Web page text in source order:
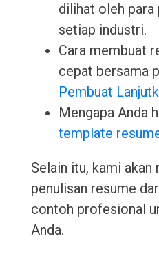
dilihat oleh
setiap industri.
Cara membuat
cepat bersama
Pembuat
Mengapa Anda
template
Selain itu, kami
penulisan resume
contoh profesional
Anda.